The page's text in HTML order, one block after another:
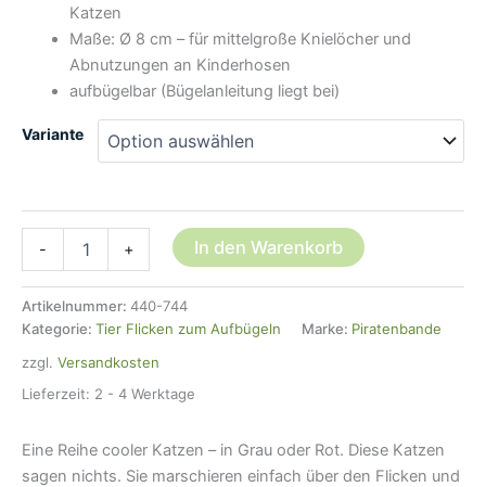
Katzen
Maße: Ø 8 cm – für mittelgroße Knielöcher und
Abnutzungen an Kinderhosen
aufbügelbar (Bügelanleitung liegt bei)
Variante
-
Farben,
8
Menge
+ In den Warenkorb
Artikelnummer: 440-744
Kategorie: Tier Flicken zum Aufbügeln Marke: Piratenbande
zzgl. Versandkosten
Lieferzeit: 2 - 4 Werktage
Eine Reihe cooler Katzen – in Grau oder Rot. Diese Katzen
sagen nichts. Sie marschieren einfach über den Flicken und